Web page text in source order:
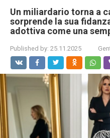
Un miliardario torna a
sorprende la sua
adottiva come una
Published by: 25.11.2025